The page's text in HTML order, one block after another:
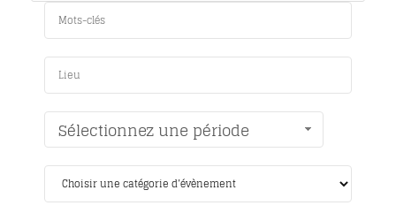
Sélectionnez une période